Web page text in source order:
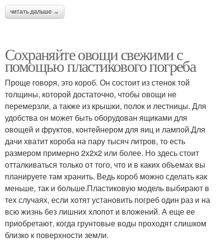
читать дальше →
Сохраняйте овощи свежими с
помощью пластикового погреба
Проще говоря, это короб. Он состоит из стенок той
толщины, которой достаточно, чтобы овощи не
перемерзли, а также из крышки, полок и лестницы. Для
удобства он может быть оборудован ящиками для
овощей и фруктов, контейнером для яиц и лампой.Для
дачи хватит короба на пару тысяч литров, то есть
размером примерно 2х2х2 или более. Но здесь стоит
отталкиваться только от того, что и в каких объемах вы
планируете там хранить. Ведь короб можно сделать как
меньше, так и больше.Пластиковую модель выбирают в
тех случаях, если хотят установить погреб один раз и на
всю жизнь без лишних хлопот и вложений. А еще ее
приобретают, когда грунтовые воды проходят слишком
близко к поверхности земли.